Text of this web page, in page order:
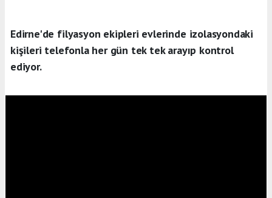
Edirne'de filyasyon ekipleri evlerinde izolasyondaki
kişileri telefonla her gün tek tek arayıp kontrol
ediyor.